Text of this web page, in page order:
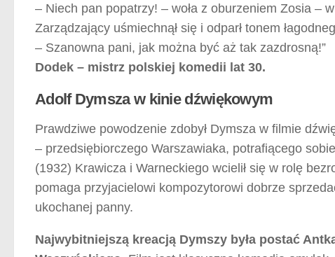
– Niech pan popatrzy! – woła z oburzeniem Zosia –
Zarządzający uśmiechnął się i odparł tonem
– Szanowna pani, jak można być aż tak zazdrosną!”
Dodek – mistrz polskiej komedii lat 30.
Adolf Dymsza w kinie dźwiękowym
Prawdziwe powodzenie zdobył Dymsza w filmie
– przedsiębiorczego Warszawiaka, potrafiącego
(1932) Krawicza i Warneckiego wcielił się w rolę
pomaga przyjacielowi kompozytorowi dobrze
ukochanej panny.
Najwybitniejszą kreacją Dymszy była postać